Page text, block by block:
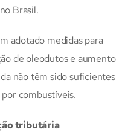
Brasil.
adotado medidas para
de oleodutos e aumento
não têm sido suficientes
combustíveis.
tributária